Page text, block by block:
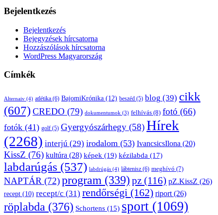
Bejelentkezés
Bejelentkezés
Bejegyzések hírcsatorna
Hozzászólások hírcsatorna
WordPress Magyarország
Címkék
Alternaiv (4) atlétika (6) BajomiKrónika (12) beszéd (5) blog (39) cikk
(607)CREDO (79) dokumentumok (3) felhívás (8) fotó (66)
fotók (41) golf (5) Gyergyószárhegy (58)Hírek
(2268) interjú (29) irodalom (53) IvancsicsIlona (20)
KissZ (76) kultúra (28) képek (19) kézilabda (17)
labdarúgás (537) labdrúgás (4) lábtenisz (6) meghívó (7)
NAPTÁR (72)program (339) pz (116) pZ.KissZ (26)
recept (10) recept/c (31) rendőrségi (162) riport(26)
röplabda (376) Schortens (15) sport (1069)